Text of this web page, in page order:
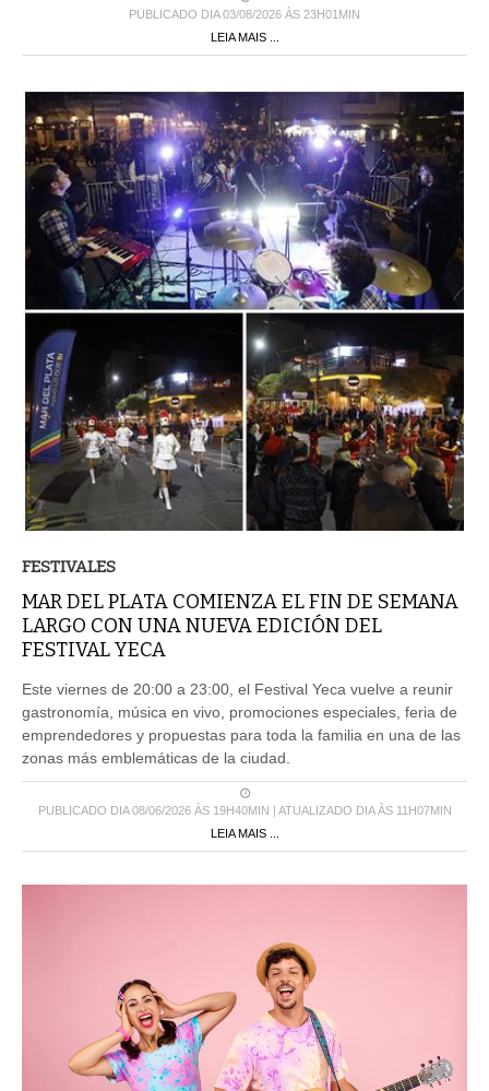
PUBLICADO DIA 03/08/2026 ÀS 23H01MIN
LEIA MAIS ...
FESTIVALES
MAR DEL PLATA COMIENZA EL FIN DE SEMANA
LARGO CON UNA NUEVA EDICIÓN DEL
FESTIVAL YECA
Este viernes de 20:00 a 23:00, el Festival Yeca vuelve a reunir
gastronomía, música en vivo, promociones especiales, feria de
emprendedores y propuestas para toda la familia en una de las
zonas más emblemáticas de la ciudad.
PUBLICADO DIA 08/06/2026 ÀS 19H40MIN | ATUALIZADO DIA ÀS 11H07MIN
LEIA MAIS ...